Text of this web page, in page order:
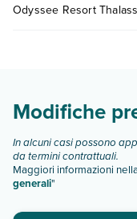
consultare i prezzi,
Odyssee Resort
Modifiche
In alcuni casi possono
da termini contrattuali.
Maggiori informazioni
generali"